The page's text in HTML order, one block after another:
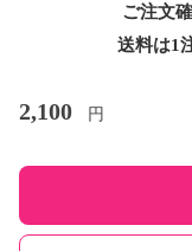
ご注文
送料は1
2,100 円